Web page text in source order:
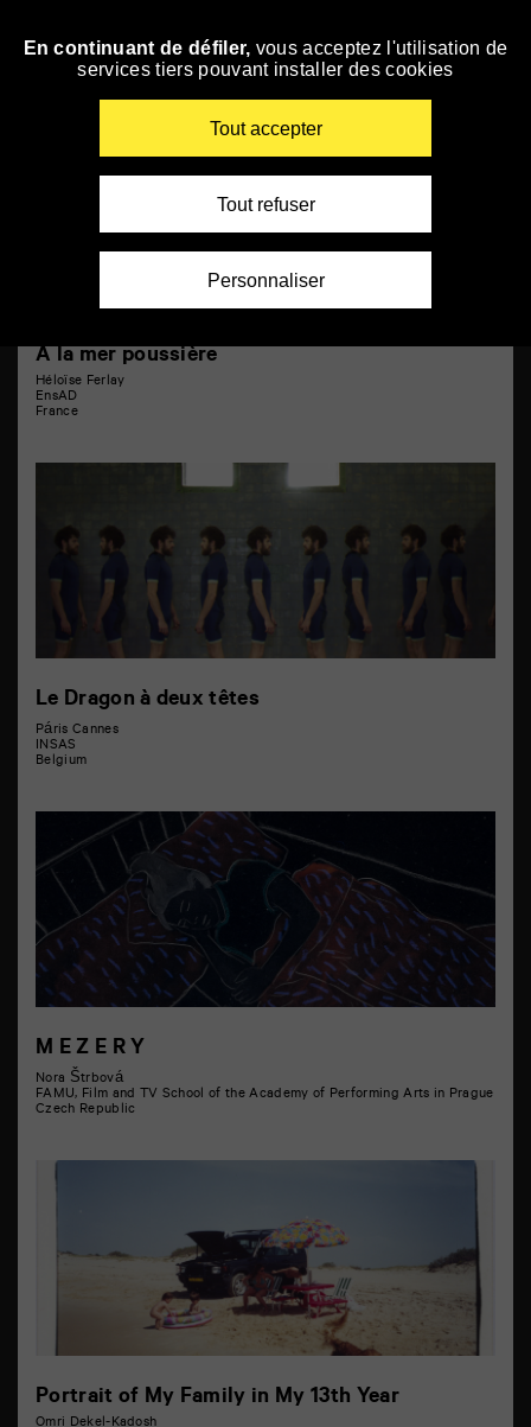
Skip
Courts métrages 2
À la mer poussière
Héloïse Ferlay
EnsAD
France
Le Dragon à deux têtes
Páris Cannes
INSAS
Belgium
M E Z E R Y
Nora Štrbová
FAMU, Film and TV School of the Academy of Performing Arts in Prague
Czech Republic
Portrait of My Family in My 13th Year
En continuant de défiler, vous acceptez l'utilisation de
services tiers pouvant installer des cookies
Tout accepter
Tout refuser
Personnaliser